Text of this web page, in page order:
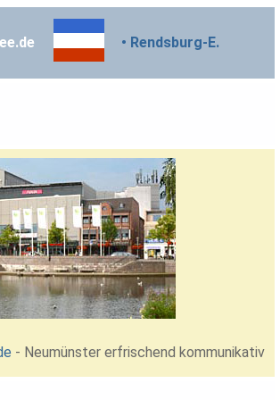
• Rendsburg-E.
- Neumünster erfrischend kommunikativ